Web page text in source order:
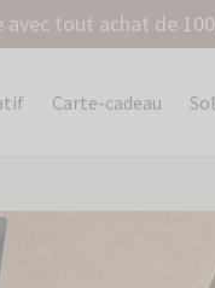
tout achat de
Carte-cadeau